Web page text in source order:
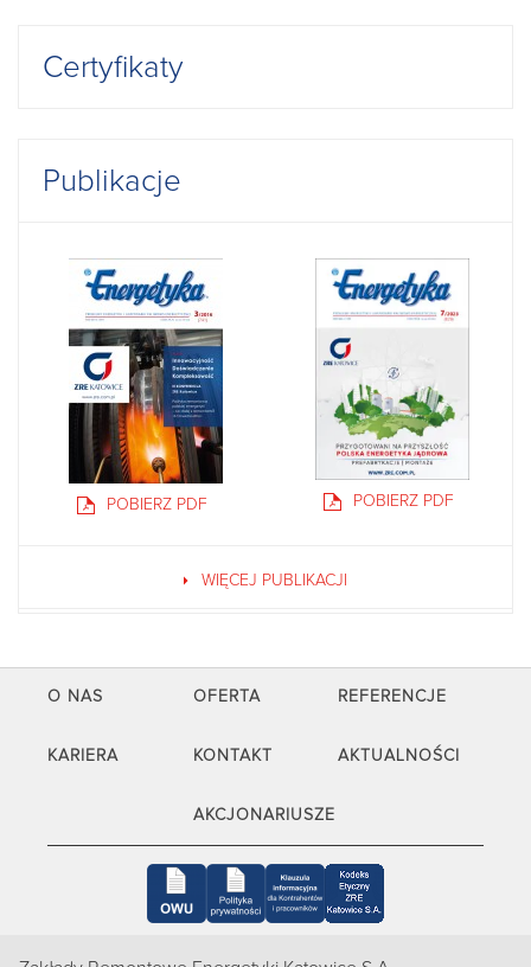
Certyfikaty
Publikacje
POBIERZ PDF POBIERZ PDF
WIĘCEJ PUBLIKACJI
O NAS OFERTA REFERENCJE
KARIERA KONTAKT AKTUALNOŚCI
AKCJONARIUSZE